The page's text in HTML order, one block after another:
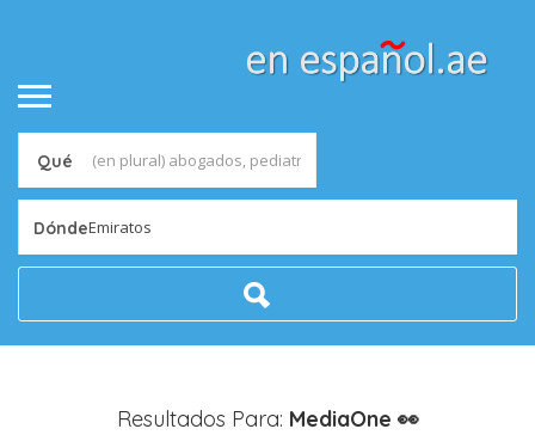
Qué
DóndeEmiratos
Resultados Para: MediaOne 👀